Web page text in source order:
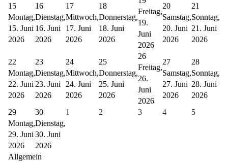
15
Montag,
15. Juni
2026
16
Dienstag,
16. Juni
2026
17
Mittwoch,
17. Juni
2026
18
Donnerstag,
18. Juni
2026
Freitag,
19.
Juni
2026
20
Samstag,
20. Juni
2026
21
Sonntag,
21. Juni
2026
22
Montag,
22. Juni
2026
23
Dienstag,
23. Juni
2026
24
Mittwoch,
24. Juni
2026
25
Donnerstag,
25. Juni
2026
26
Freitag,
26.
Juni
2026
27
Samstag,
27. Juni
2026
28
Sonntag,
28. Juni
2026
29
Montag,
29. Juni
2026
30
Dienstag,
30. Juni
2026
1 2 3 4 5
Allgemein